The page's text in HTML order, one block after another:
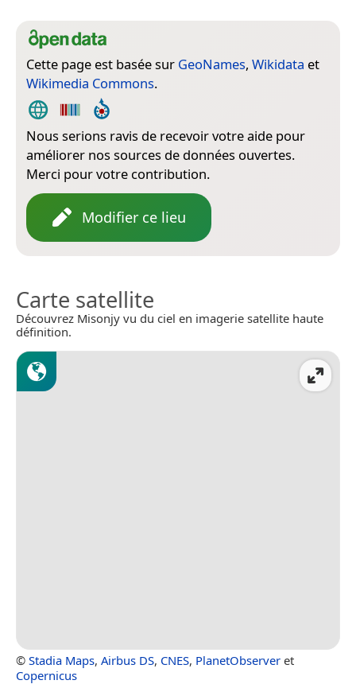
Cette page est basée sur GeoNames, Wikidata et
Wikimedia Commons.
Nous serions ravis de recevoir votre aide pour
améliorer nos sources de données ouvertes.
Merci pour votre contribution.
Modifier ce lieu
Carte satellite
Découvrez Misonjy vu du ciel en imagerie satellite haute
définition.
© Stadia Maps, Airbus DS, CNES, PlanetObserver et
Copernicus